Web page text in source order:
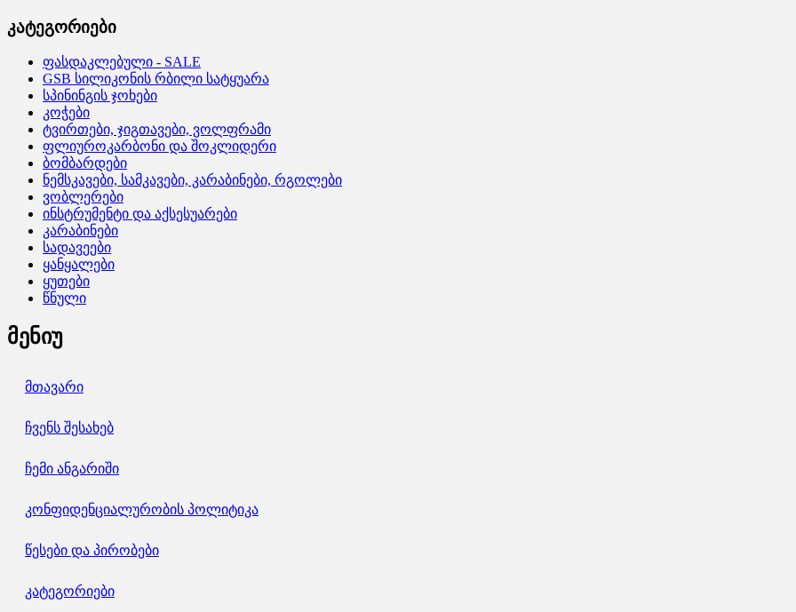
კატეგორიები
ფასდაკლებული - SALE
GSB სილიკონის რბილი სატყუარა
სპინინგის ჯოხები
კოჭები
ტვირთები, ჯიგთავები, ვოლფრამი
ფლიუროკარბონი და შოკლიდერი
ბომბარდები
ნემსკავები, სამკავები, კარაბინები, რგოლები
ვობლერები
ინსტრუმენტი და აქსესუარები
კარაბინები
სადავეები
ყანყალები
ყუთები
წნული
მენიუ
მთავარი
ჩვენს შესახებ
ჩემი ანგარიში
კონფიდენციალურობის პოლიტიკა
წესები და პირობები
კატეგორიები